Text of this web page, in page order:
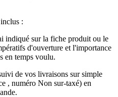
:
indiqué sur la fiche produit ou le
d'ouverture et l'importance
en temps voulu.
de vos livraisons sur simple
, numéro Non sur-taxé) en